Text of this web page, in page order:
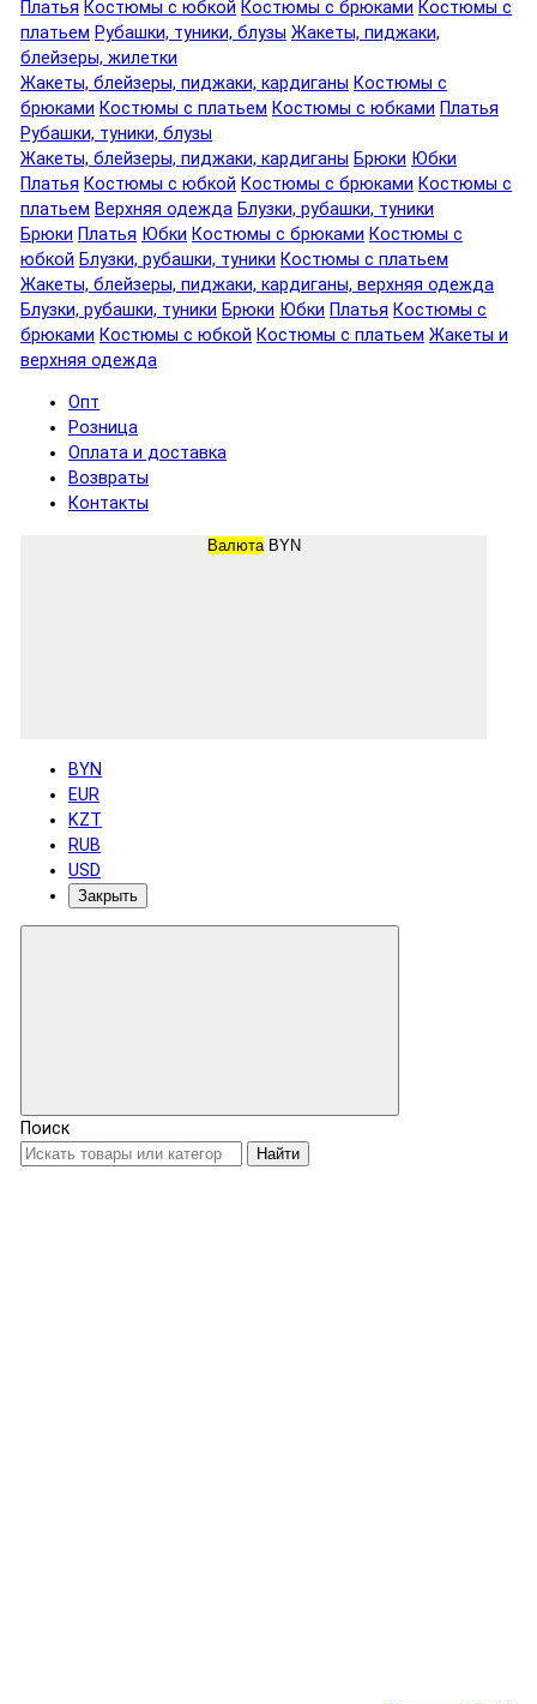
Платья Костюмы с юбкой Костюмы с брюками Костюмы с
платьем Рубашки, туники, блузы Жакеты, пиджаки,
блейзеры, жилетки
Жакеты, блейзеры, пиджаки, кардиганы Костюмы с
брюками Костюмы с платьем Костюмы с юбками Платья
Рубашки, туники, блузы
Жакеты, блейзеры, пиджаки, кардиганы Брюки Юбки
Платья Костюмы с юбкой Костюмы с брюками Костюмы с
платьем Верхняя одежда Блузки, рубашки, туники
Брюки Платья Юбки Костюмы с брюками Костюмы с
юбкой Блузки, рубашки, туники Костюмы с платьем
Жакеты, блейзеры, пиджаки, кардиганы, верхняя одежда
Блузки, рубашки, туники Брюки Юбки Платья Костюмы с
брюками Костюмы с юбкой Костюмы с платьем Жакеты и
верхняя одежда
Опт
Розница
Оплата и доставка
Возвраты
Контакты
Валюта BYN
BYN
EUR
KZT
RUB
USD
Закрыть
Поиск
Найти